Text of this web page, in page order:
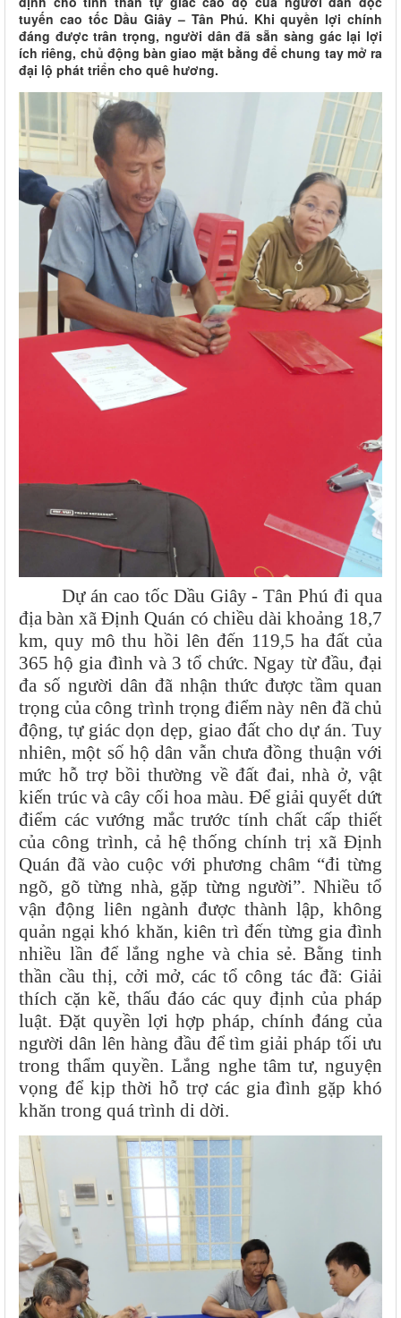
tuyến cao tốc Dầu Giây – Tân Phú. Khi quyền lợi chính
đáng được trân trọng, người dân đã sẵn sàng gác lại lợi
ích riêng, chủ động bàn giao mặt bằng để chung tay mở ra
đại lộ phát triển cho quê hương.
Dự án cao tốc Dầu Giây - Tân Phú đi qua
địa bàn xã Định Quán có chiều dài khoảng 18,7
km, quy mô thu hồi lên đến 119,5 ha đất của
365 hộ gia đình và 3 tổ chức. Ngay từ đầu, đại
đa số người dân đã nhận thức được tầm quan
trọng của công trình trọng điểm này nên đã chủ
động, tự giác dọn dẹp, giao đất cho dự án. Tuy
nhiên, một số hộ dân vẫn chưa đồng thuận với
mức hỗ trợ bồi thường về đất đai, nhà ở, vật
kiến trúc và cây cối hoa màu. Để giải quyết dứt
điểm các vướng mắc trước tính chất cấp thiết
của công trình, cả hệ thống chính trị xã Định
Quán đã vào cuộc với phương châm “đi từng
ngõ, gõ từng nhà, gặp từng người”. Nhiều tổ
vận động liên ngành được thành lập, không
quản ngại khó khăn, kiên trì đến từng gia đình
nhiều lần để lắng nghe và chia sẻ. Bằng tinh
thần cầu thị, cởi mở, các tổ công tác đã: Giải
thích cặn kẽ, thấu đáo các quy định của pháp
luật. Đặt quyền lợi hợp pháp, chính đáng của
người dân lên hàng đầu để tìm giải pháp tối ưu
trong thẩm quyền. Lắng nghe tâm tư, nguyện
vọng để kịp thời hỗ trợ các gia đình gặp khó
khăn trong quá trình di dời.